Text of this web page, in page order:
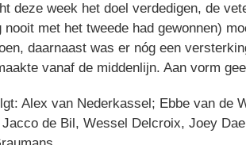
deze week het doel verdedigen, de
met het tweede had gewonnen)
daarnaast was er nóg een
vanaf de middenlijn. Aan vorm
Alex van Nederkassel; Ebbe van de
de Bil, Wessel Delcroix, Joey